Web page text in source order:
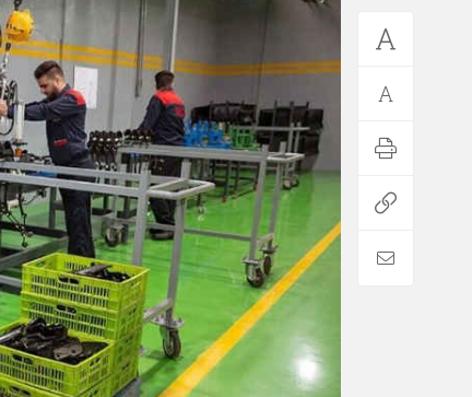
ایثار و شهادت
*جهان
بین الملل
آسیای غربی